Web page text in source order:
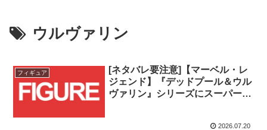
ウルヴァリン
フィギュア
[ネタバレ要注意]【マーベル・レ
ジェンド】『デッドプール＆ウル
ヴァリン』シリーズにスーパーカ
2026.07.20